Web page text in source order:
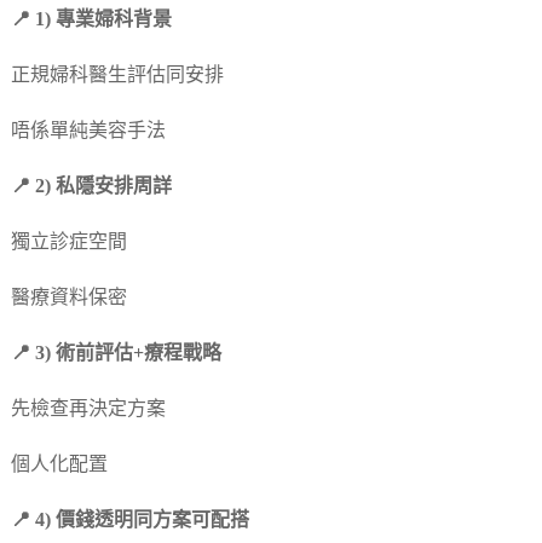
📍 1) 專業婦科背景
正規婦科醫生評估同安排
唔係單純美容手法
📍 2) 私隱安排周詳
獨立診症空間
醫療資料保密
📍 3) 術前評估+療程戰略
先檢查再決定方案
個人化配置
📍 4) 價錢透明同方案可配搭